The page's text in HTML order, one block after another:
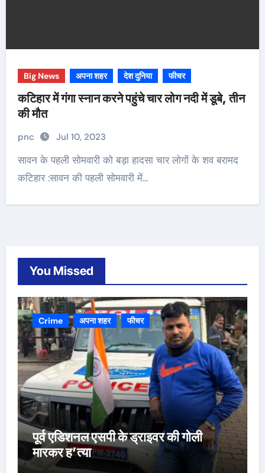
Big News अपना शहर देश दुनिया फीचर
कटिहार में गंगा स्नान करने पहुंचे चार लोग नदी में डूबे, तीन
की मौत
pnc Jul 10, 2023
सावन के पहली सोमवारी को बड़ा हादसा चार लोगों के शव बरामद
कटिहार :सावन की पहली सोमवारी में…
You Missed
Crime अपना शहर फीचर
पूर्व एडिशनल एसपी के ड्राइवर की गोली
मारकर ह’त्या